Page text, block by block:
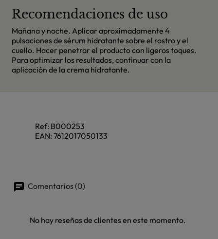
Recomendaciones de uso
Mañana y noche. Aplicar aproximadamente 4
pulsaciones de sérum hidratante sobre el rostro y el
cuello. Hacer penetrar el producto con ligeros toques.
Para optimizar los resultados, continuar con la
aplicación de la crema hidratante.
Ref: B000253
EAN: 7612017050133
Comentarios (0)
No hay reseñas de clientes en este momento.